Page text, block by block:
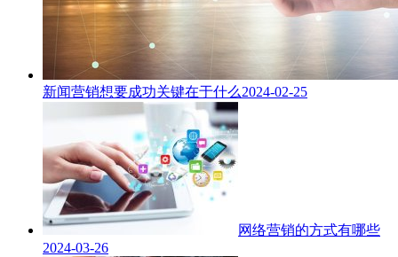
新闻营销想要成功关键在于什么2024-02-25
网络营销的方式有哪些
2024-03-26